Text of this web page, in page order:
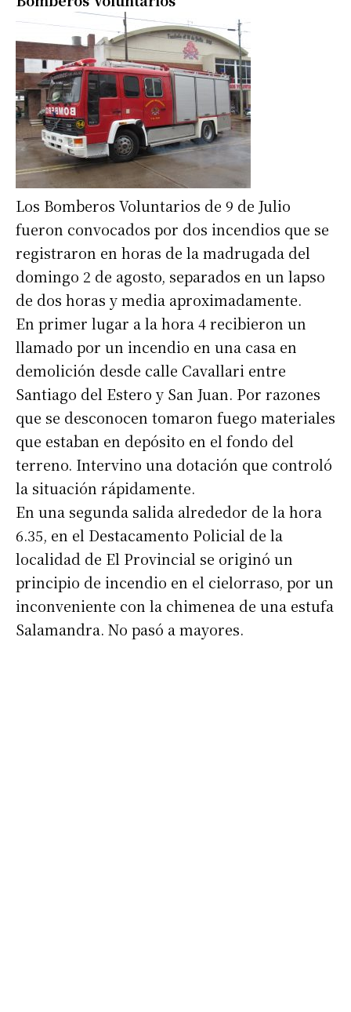
Los Bomberos Voluntarios de 9 de Julio
fueron convocados por dos incendios que se
registraron en horas de la madrugada del
domingo 2 de agosto, separados en un lapso
de dos horas y media aproximadamente.
En primer lugar a la hora 4 recibieron un
llamado por un incendio en una casa en
demolición desde calle Cavallari entre
Santiago del Estero y San Juan. Por razones
que se desconocen tomaron fuego materiales
que estaban en depósito en el fondo del
terreno. Intervino una dotación que controló
la situación rápidamente.
En una segunda salida alrededor de la hora
6.35, en el Destacamento Policial de la
localidad de El Provincial se originó un
principio de incendio en el cielorraso, por un
inconveniente con la chimenea de una estufa
Salamandra. No pasó a mayores.